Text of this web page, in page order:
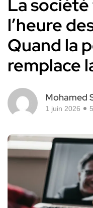
La
l’heure
Quand la
remplace
Mohamed
1 juin 2026